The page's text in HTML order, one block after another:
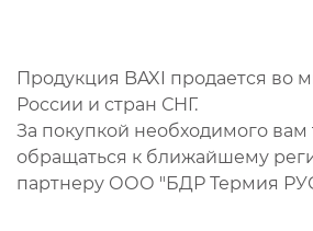
Продукция BAXI продается во
России и стран СНГ.
За покупкой необходимого вам
обращаться к ближайшему
партнеру ООО "БДР Термия